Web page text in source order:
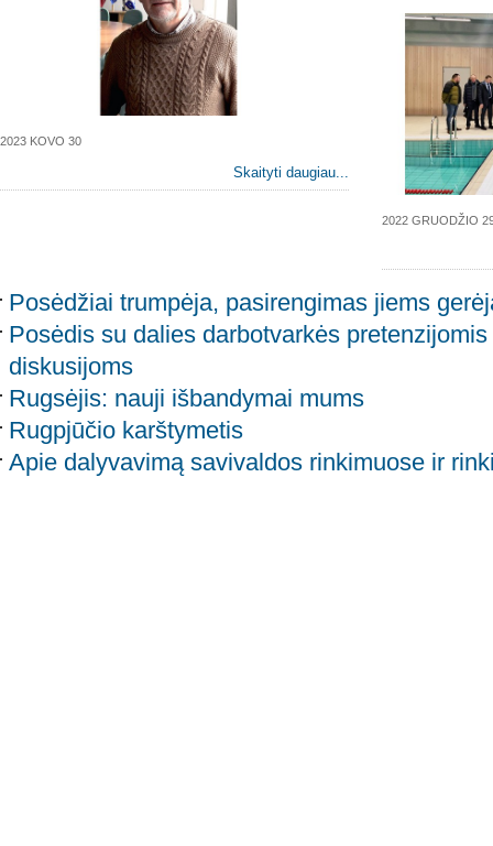
2023 KOVO 30
Skaityti daugiau...
2022 GRUODŽIO
Posėdžiai trumpėja, pasirengimas jiems
Posėdis su dalies darbotvarkės
diskusijoms
Rugsėjis: nauji išbandymai mums
Rugpjūčio karštymetis
Apie dalyvavimą savivaldos rinkimuose ir